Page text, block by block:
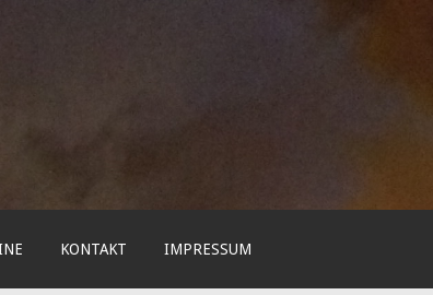
KONTAKT IMPRESSUM